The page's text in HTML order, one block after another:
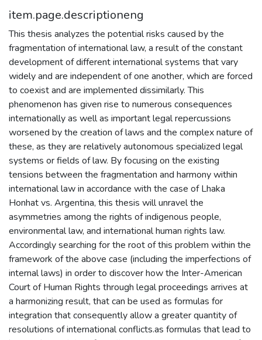
item.page.descriptioneng
This thesis analyzes the potential risks caused by the
fragmentation of international law, a result of the constant
development of different international systems that vary
widely and are independent of one another, which are forced
to coexist and are implemented dissimilarly. This
phenomenon has given rise to numerous consequences
internationally as well as important legal repercussions
worsened by the creation of laws and the complex nature of
these, as they are relatively autonomous specialized legal
systems or fields of law. By focusing on the existing
tensions between the fragmentation and harmony within
international law in accordance with the case of Lhaka
Honhat vs. Argentina, this thesis will unravel the
asymmetries among the rights of indigenous people,
environmental law, and international human rights law.
Accordingly searching for the root of this problem within the
framework of the above case (including the imperfections of
internal laws) in order to discover how the Inter-American
Court of Human Rights through legal proceedings arrives at
a harmonizing result, that can be used as formulas for
integration that consequently allow a greater quantity of
resolutions of international conflicts.as formulas that lead to